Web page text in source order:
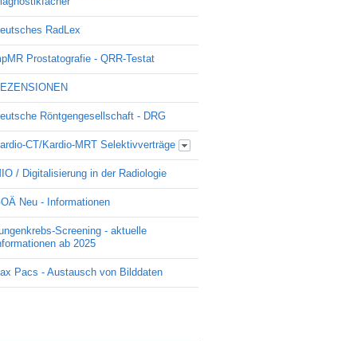
RadLex
Prostatografie - QRR-Testat
Röntgengesellschaft - DRG
CT/Kardio-MRT Selektivverträge
/ Digitalisierung in der Radiologie
Neu - Informationen
Screening - aktuelle
ab 2025
Pacs - Austausch von Bilddaten